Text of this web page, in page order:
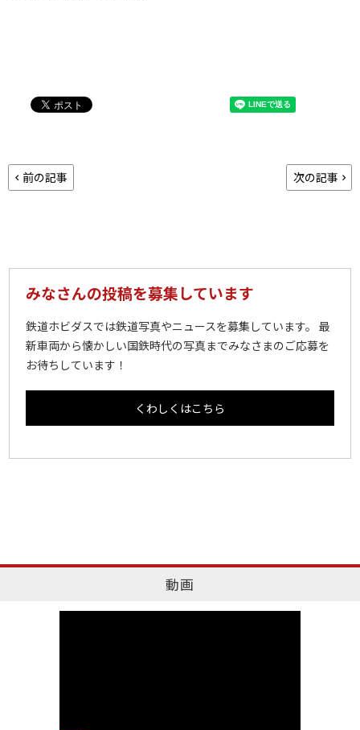
前の記事 次の記事
みなさんの投稿を募集しています
鉄道ホビダスでは鉄道写真やニュースを募集しています。 最
新車両から懐かしい国鉄時代の写真までみなさまのご応募を
お待ちしています！
くわしくはこちら
動画